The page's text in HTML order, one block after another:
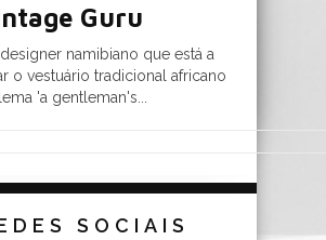
Guru
namibiano que está a
o vestuário tradicional africano
'a gentleman's...
SOCIAIS